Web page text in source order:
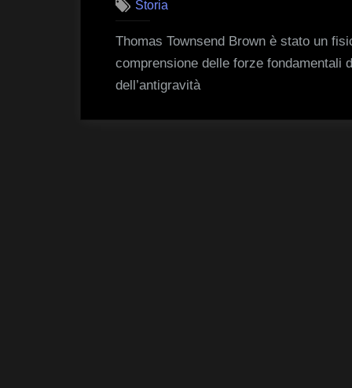
Storia
Thomas Townsend Brown è stato un
comprensione delle forze fondamentali
dell’antigravità